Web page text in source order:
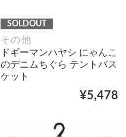
SOLDOUT
その他
ドギーマンハヤシ にゃんこ
のデニムちぐら テントバス
ケット
¥5,478